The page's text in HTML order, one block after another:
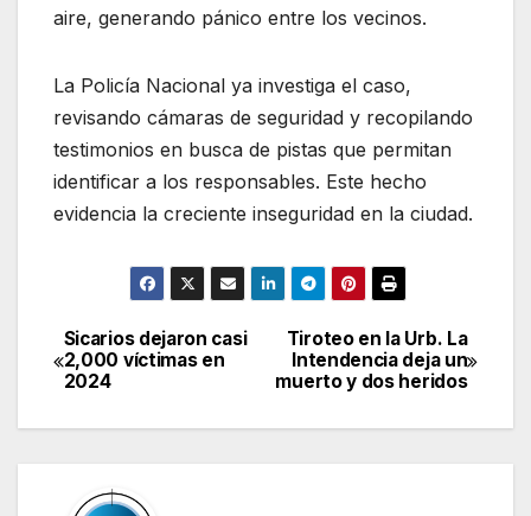
aire, generando pánico entre los vecinos.
La Policía Nacional ya investiga el caso,
revisando cámaras de seguridad y recopilando
testimonios en busca de pistas que permitan
identificar a los responsables. Este hecho
evidencia la creciente inseguridad en la ciudad.
Navegación
de
Tiroteo en la Urb. La
Intendencia deja un
muerto y dos heridos
Sicarios dejaron casi
2,000 víctimas en
2024